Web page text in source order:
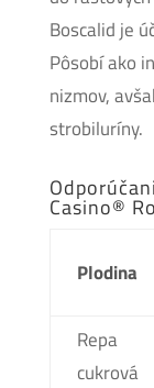
Boscalid je
Pôsobí ako
nizmov,
strobiluríny.
Casino®
Plodina
Repa
cukrová